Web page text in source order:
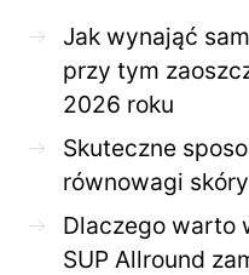
Jak wynająć
przy tym
2026 roku
Skuteczne
równowagi
Dlaczego warto
SUP Allround